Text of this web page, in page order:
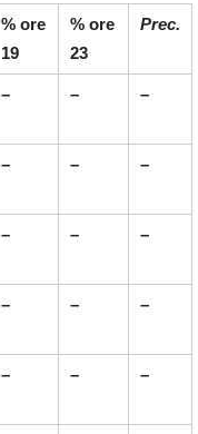
% ore
19
% ore
23
Prec.
– – –
– – –
– – –
– – –
– – –